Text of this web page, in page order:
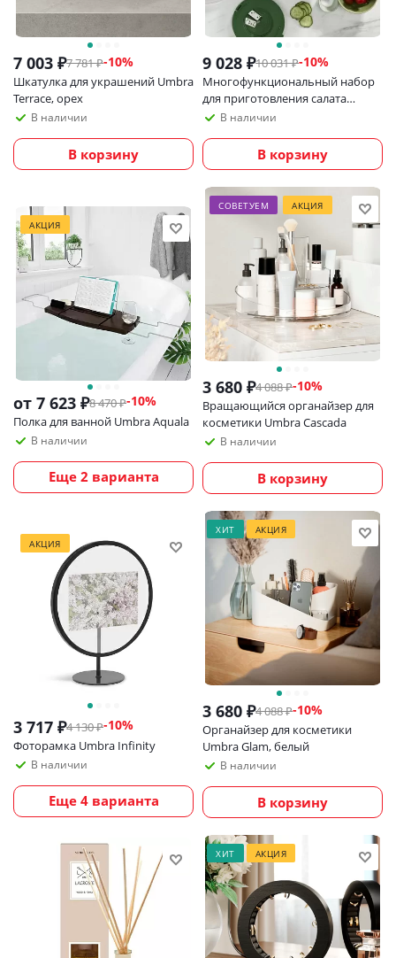
7 003 ₽7 781₽-10%
Шкатулка для украшений Umbra
Terrace, орех
В наличии
В корзину
9 028 ₽10 031₽-10%
Многофункциональный набор
для приготовления салата
Joseph Joseph Multi-Prep
В наличии
В корзину
АКЦИЯ
от 7 623 ₽8 470 ₽-10%
Полка для ванной Umbra Aquala
В наличии
Еще 2 варианта
СОВЕТУЕМ АКЦИЯ
3 680 ₽4 088₽-10%
Вращающийся органайзер для
косметики Umbra Cascada
В наличии
В корзину
АКЦИЯ
3 717 ₽4 130₽-10%
Фоторамка Umbra Infinity
В наличии
Еще 4 варианта
ХИТ АКЦИЯ
3 680 ₽4 088₽-10%
Органайзер для косметики
Umbra Glam, белый
В наличии
В корзину
ХИТ АКЦИЯ